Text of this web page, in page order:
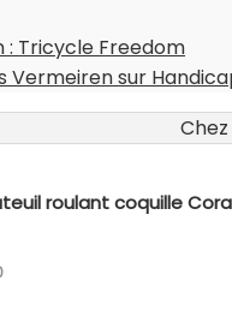
: Tricycle Freedom
Vermeiren sur
roulant coquille